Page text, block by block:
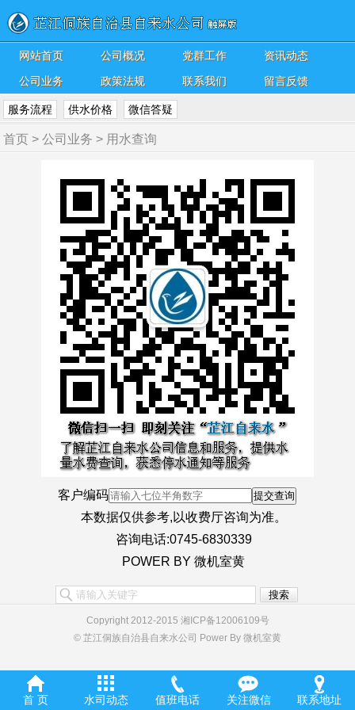
网站首页 公司概况 党群工作
资讯动态
公司业务
政策法规 联系我们 留言反馈
服务流程 供水价格 微信答疑
首页 > 公司业务 > 用水查询
客户编码
本数据仅供参考,以收费厅咨询为准。
咨询电话:0745-6830339
POWER BY 微机室黄
Copyright 2012-2015 湘ICP备12006109号
© 芷江侗族自治县自来水公司 Power By 微机室黄
首 页 水司动态 值班电话 关注微信 联系地址